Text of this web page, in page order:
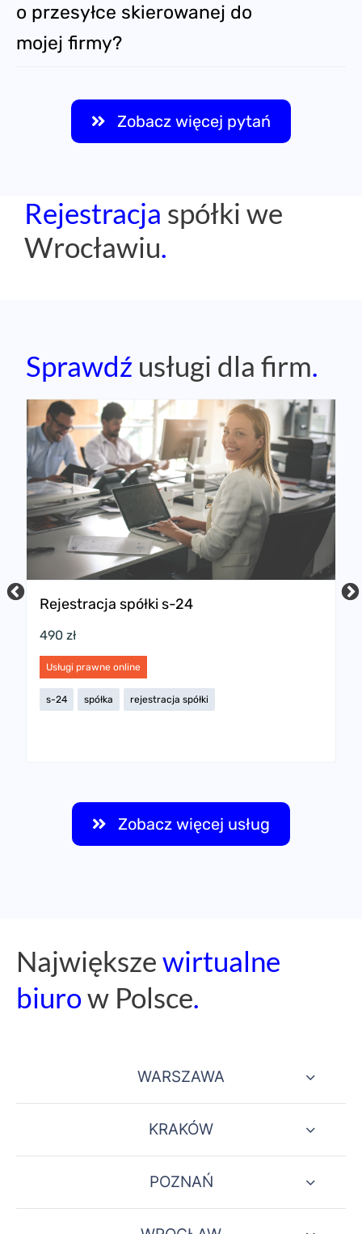
o przesyłce skierowanej do
mojej firmy?
Zobacz więcej pytań
Rejestracja spółki we
Wrocławiu.
Sprawdź usługi dla firm.
Rejestracja spółki s-24
490 zł
Usługi prawne online
s-24 spółka rejestracja spółki
Zobacz więcej usług
Największewirtualne
biurow Polsce.
WARSZAWA
KRAKÓW
POZNAŃ